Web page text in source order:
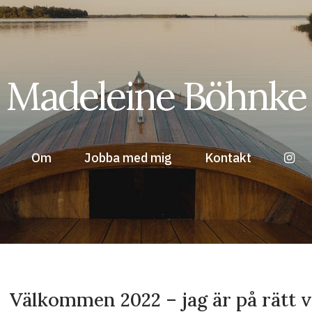
Madeleine Böhnke
Om Jobba med mig Kontakt
Välkommen 2022 – jag är på rätt